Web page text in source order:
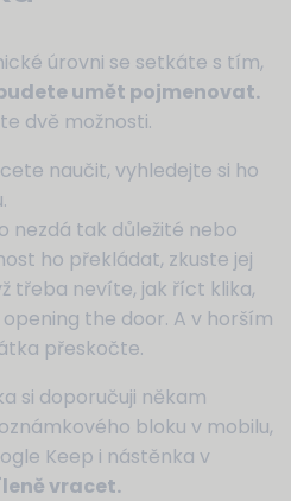
úrovni se setkáte s tím,
umět pojmenovat.
dvě možnosti.
naučit, vyhledejte si ho
nezdá tak důležité nebo
ho překládat, zkuste jej
třeba nevíte, jak říct klika,
the door. A v horším
přeskočte.
si doporučuji někam
bloku v mobilu,
Keep i nástěnka v
vracet.